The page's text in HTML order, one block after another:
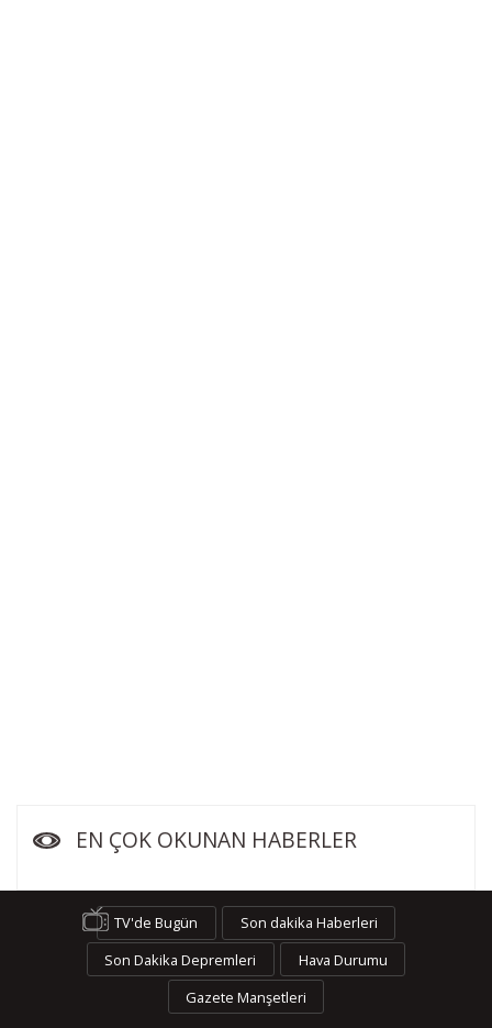
EN ÇOK OKUNAN HABERLER
TV'de Bugün
Son dakika Haberleri
Son Dakika Depremleri
Hava Durumu
Gazete Manşetleri